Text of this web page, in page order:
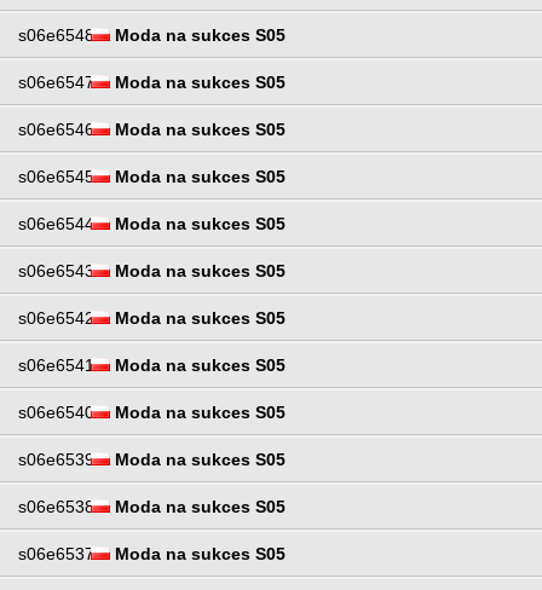
s06e6548 Moda na sukces S05
s06e6547 Moda na sukces S05
s06e6546 Moda na sukces S05
s06e6545 Moda na sukces S05
s06e6544 Moda na sukces S05
s06e6543 Moda na sukces S05
s06e6542 Moda na sukces S05
s06e6541 Moda na sukces S05
s06e6540 Moda na sukces S05
s06e6539 Moda na sukces S05
s06e6538 Moda na sukces S05
s06e6537 Moda na sukces S05